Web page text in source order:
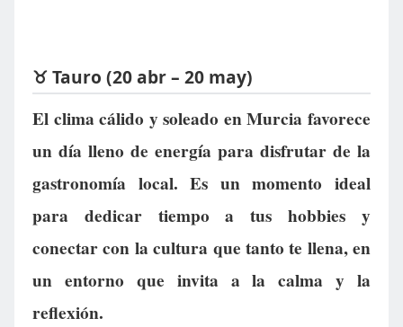
♉ Tauro (20 abr – 20 may)
El clima cálido y soleado en Murcia favorece
un día lleno de energía para disfrutar de la
gastronomía local. Es un momento ideal
para dedicar tiempo a tus hobbies y
conectar con la cultura que tanto te llena, en
un entorno que invita a la calma y la
reflexión.